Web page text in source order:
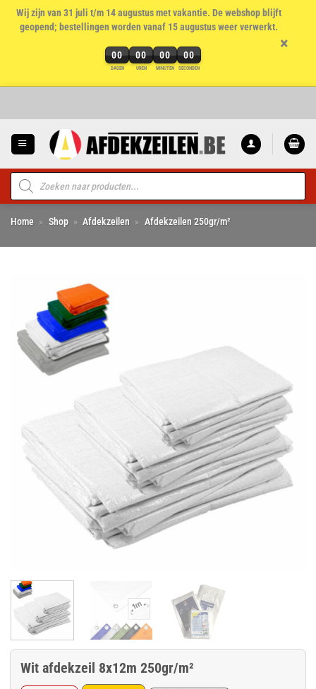
Wij zijn van 31 juli t/m 14 augustus met vakantie. De webshop blijft
geopend; bestellingen worden vanaf 15 augustus weer verwerkt.
00
DAGEN
00
UREN
00
MINUTEN
00
SECONDEN
×
Producten
zoeken
Home » Shop » Afdekzeilen » Afdekzeilen 250gr/m²
Wit afdekzeil 8x12m 250gr/m²